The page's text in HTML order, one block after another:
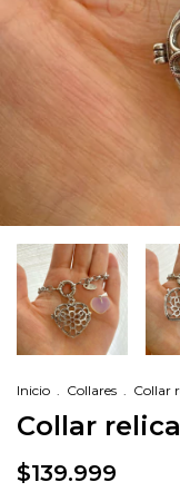
Inicio . Collares . Collar
Collar
$139.999